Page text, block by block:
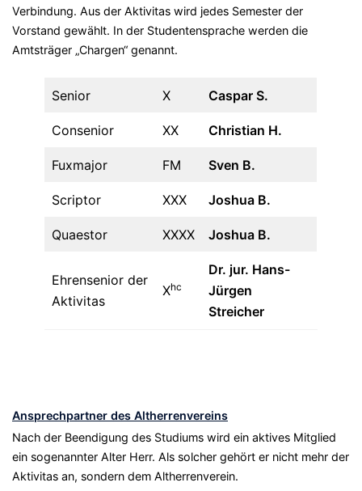
Verbindung. Aus der Aktivitas wird jedes Semester der
Vorstand gewählt. In der Studentensprache werden die
Amtsträger „Chargen“ genannt.
Senior X Caspar S.
Consenior XX Christian H.
Fuxmajor FM Sven B.
Scriptor XXX Joshua B.
Quaestor XXXX Joshua B.
Ehrensenior der
Aktivitas
Xhc
Dr. jur. Hans-
Jürgen
Streicher
Ansprechpartner des Altherrenvereins
Nach der Beendigung des Studiums wird ein aktives Mitglied
ein sogenannter Alter Herr. Als solcher gehört er nicht mehr der
Aktivitas an, sondern dem Altherrenverein.